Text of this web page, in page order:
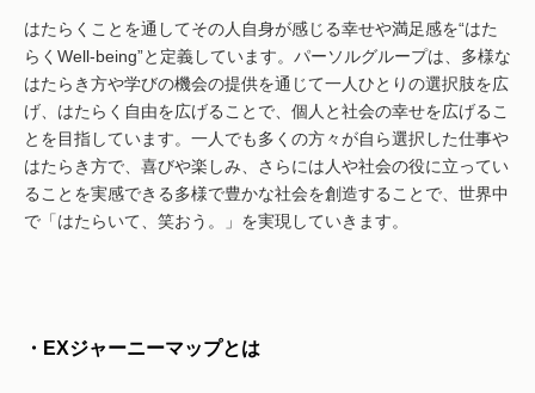
はたらくことを通してその人自身が感じる幸せや満足感を“はた
らくWell-being”と定義しています。パーソルグループは、多様な
はたらき方や学びの機会の提供を通じて一人ひとりの選択肢を広
げ、はたらく自由を広げることで、個人と社会の幸せを広げるこ
とを目指しています。一人でも多くの方々が自ら選択した仕事や
はたらき方で、喜びや楽しみ、さらには人や社会の役に立ってい
ることを実感できる多様で豊かな社会を創造することで、世界中
で「はたらいて、笑おう。」を実現していきます。
・EXジャーニーマップとは